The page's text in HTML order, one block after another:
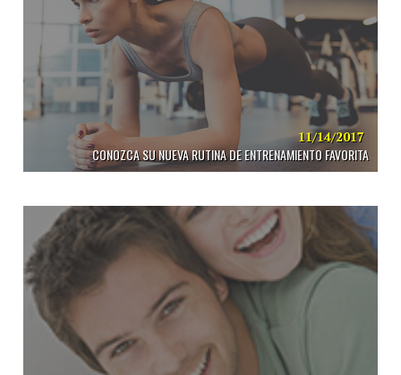
11/14/2017
CONOZCA SU NUEVA RUTINA DE ENTRENAMIENTO FAVORITA